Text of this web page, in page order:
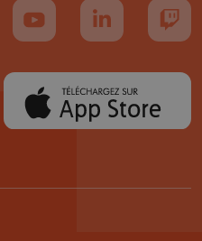
nous sur TikTok
Suivez-nous sur YouTube
Suivez-nous